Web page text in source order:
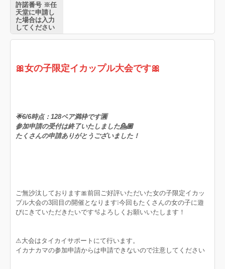
許諾番号 ※任
天堂に申請し
た場合は入力
してください
🎀女の子限定イカップル大会です🎀
🌟6/6時点：128ペア満枠です🈵
参加申請の受付は終了いたしました💁🏼
たくさんの申請ありがとうございました！
ご無沙汰しております🎀前回ご好評いただいた女の子限定イカッ
プル大会の3回目の開催となります❕今回もたくさんの女の子に遊
びにきていただきたいです🫧よろしくお願いいたします！
⚠︎大会はタイカイサポートにて行います。
イカナカマの参加申請からは申請できないので注意してください